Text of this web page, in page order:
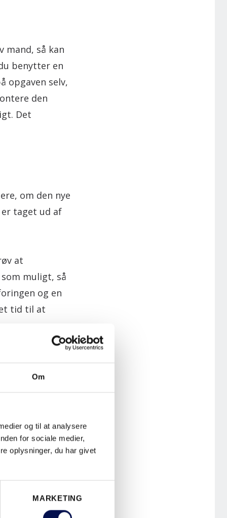
Om
og til at analysere
for sociale medier,
oplysninger, du har givet
MARKETING
mand, så kan
benytter en
opgaven selv,
den
Det
om den nye
taget ud af
at
muligt, så
og en
tid til at